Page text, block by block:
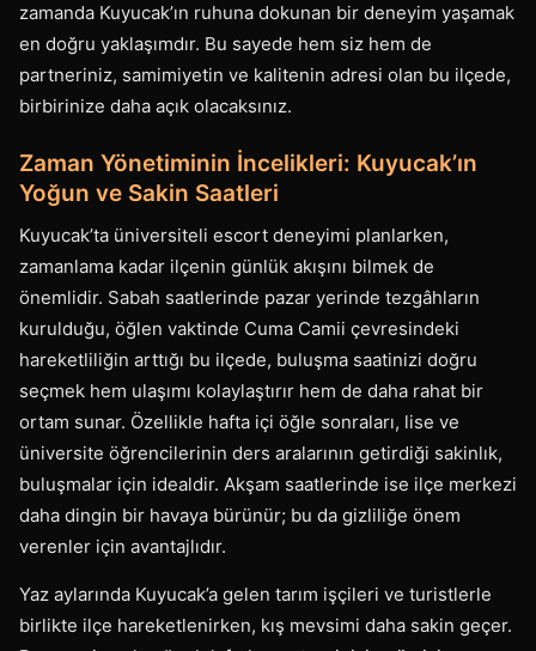
zamanda Kuyucak’ın ruhuna dokunan bir deneyim yaşamak
en doğru yaklaşımdır. Bu sayede hem siz hem de
partneriniz, samimiyetin ve kalitenin adresi olan bu ilçede,
birbirinize daha açık olacaksınız.
Zaman Yönetiminin İncelikleri: Kuyucak’ın
Yoğun ve Sakin Saatleri
Kuyucak’ta üniversiteli escort deneyimi planlarken,
zamanlama kadar ilçenin günlük akışını bilmek de
önemlidir. Sabah saatlerinde pazar yerinde tezgâhların
kurulduğu, öğlen vaktinde Cuma Camii çevresindeki
hareketliliğin arttığı bu ilçede, buluşma saatinizi doğru
seçmek hem ulaşımı kolaylaştırır hem de daha rahat bir
ortam sunar. Özellikle hafta içi öğle sonraları, lise ve
üniversite öğrencilerinin ders aralarının getirdiği sakinlık,
buluşmalar için idealdir. Akşam saatlerinde ise ilçe merkezi
daha dingin bir havaya bürünür; bu da gizliliğe önem
verenler için avantajlıdır.
Yaz aylarında Kuyucak’a gelen tarım işçileri ve turistlerle
birlikte ilçe hareketlenirken, kış mevsimi daha sakin geçer.